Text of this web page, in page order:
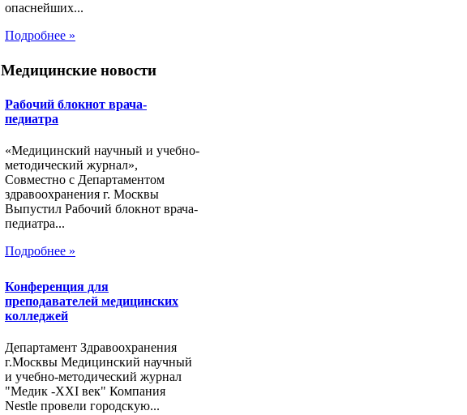
опаснейших...
Подробнее »
Медицинские новости
Рабочий блокнот врача-
педиатра
«Медицинский научный и учебно-
методический журнал»,
Совместно с Департаментом
здравоохранения г. Москвы
Выпустил Рабочий блокнот врача-
педиатра...
Подробнее »
Конференция для
преподавателей медицинских
колледжей
Департамент Здравоохранения
г.Москвы Медицинский научный
и учебно-методический журнал
"Медик -ХХI век" Компания
Nestle провели городскую...